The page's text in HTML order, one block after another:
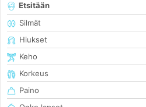
Etsitään
Silmät
Hiukset
Keho
Korkeus
Paino